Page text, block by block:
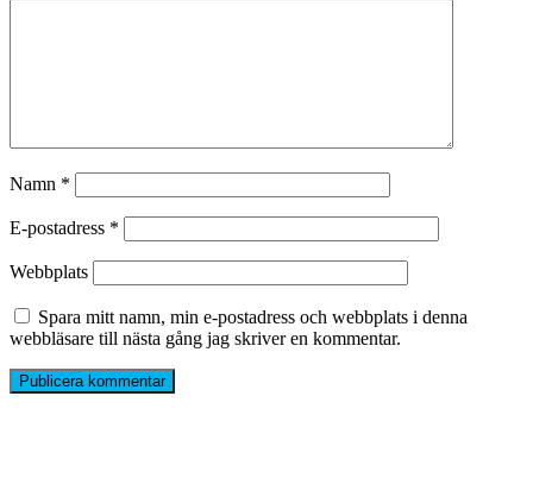
Namn *
E-postadress *
Webbplats
Spara mitt namn, min e-postadress och webbplats i denna
webbläsare till nästa gång jag skriver en kommentar.